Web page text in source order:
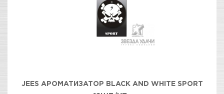
JEES АРОМАТИЗАТОР BLACK AND WHITE SPORT